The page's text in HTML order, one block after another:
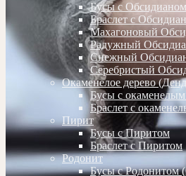
Бусы с Обсидианом
Браслет с
Махагоновый
Радужный
Снежный
Серебристый
Окаменелое дерево
Бусы с
Браслет с
Пирит
Бусы с Пиритом
Браслет с Пиритом
Родонит
Бусы с Родонитом